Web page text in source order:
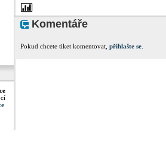
Komentáře
Pokud chcete tiket komentovat, přihlašte se